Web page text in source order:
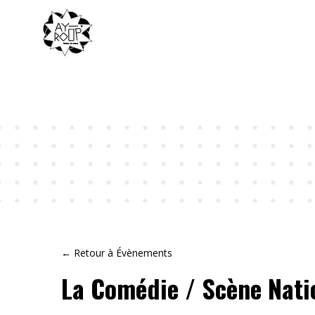
← Retour à Évènements
La Comédie / Scène